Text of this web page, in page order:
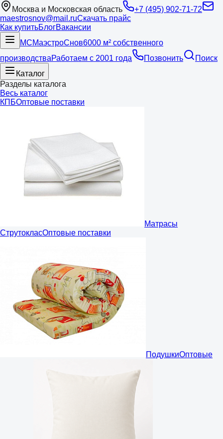
Москва и Московская область
+7 (495) 902-71-72
maestrosnov@mail.ruСкачать прайс
Как купитьБлогВакансии
МСМаэстроСнов6000 м² собственного
производстваРаботаем с 2001 года Позвонить
Поиск
Каталог
Разделы каталога
Весь каталог
КПБОптовые поставки
Матрасы
СтрутокласОптовые поставки
ПодушкиОптовые